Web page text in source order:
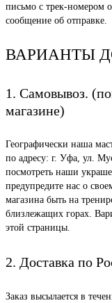
письмо с трек-номером
сообщение об отправке.
ВАРИАНТЫ
1. Самовывоз.
магазине)
Географически наша
по адресу: г. Уфа, ул.
посмотреть наши
предупредите нас о
магазина быть на
близлежащих горах.
этой страницы.
2. Доставка по
Заказ высылается в